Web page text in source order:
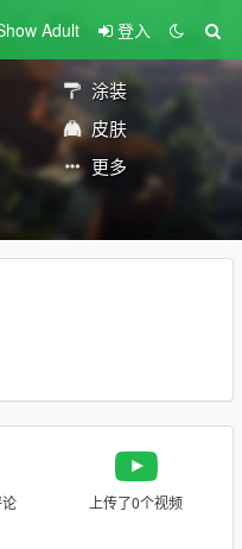
Adult 登入
涂装
皮肤
更多
上传了0个视频